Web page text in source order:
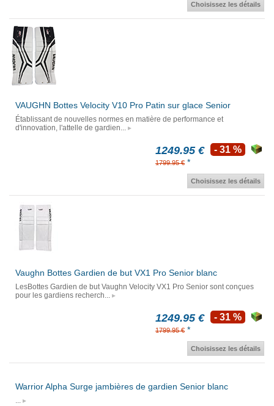
Choisissez les détails
VAUGHN Bottes Velocity V10 Pro Patin sur glace Senior
Établissant de nouvelles normes en matière de performance et
d'innovation, l'attelle de gardien...
1249.95 €
1799.95 € *
- 31 %
Choisissez les détails
Vaughn Bottes Gardien de but VX1 Pro Senior blanc
LesBottes Gardien de but Vaughn Velocity VX1 Pro Senior sont conçues
pour les gardiens recherch...
1249.95 €
1799.95 € *
- 31 %
Choisissez les détails
Warrior Alpha Surge jambières de gardien Senior blanc
...